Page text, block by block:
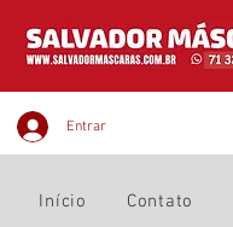
Início Contato
Entrar